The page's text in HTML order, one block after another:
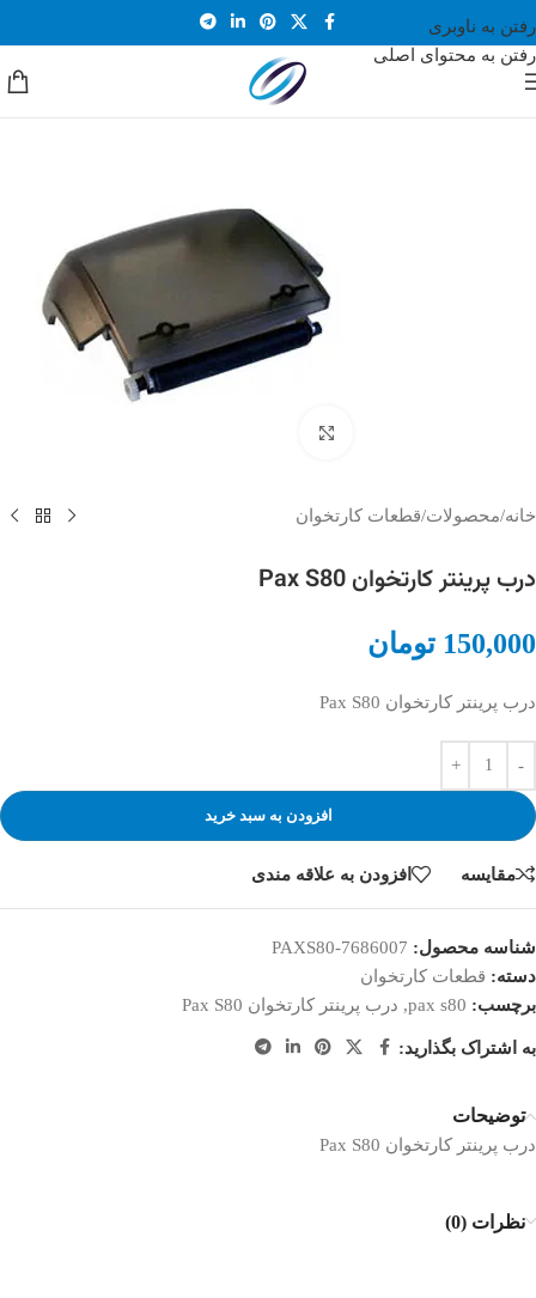
رفتن به ناوبری
رفتن به محتوای اصلی
خانه/محصولات/قطعات کارتخوان
درب پرینتر کارتخوان Pax S80
150,000 تومان
درب پرینتر کارتخوان Pax S80
افزودن به سبد خرید
مقایسه افزودن به علاقه مندی
شناسه محصول: PAXS80-7686007
دسته: قطعات کارتخوان
برچسب: pax s80
, درب پرینتر کارتخوان Pax S80
به اشتراک بگذارید:
توضیحات
درب پرینتر کارتخوان Pax S80
نظرات (0)